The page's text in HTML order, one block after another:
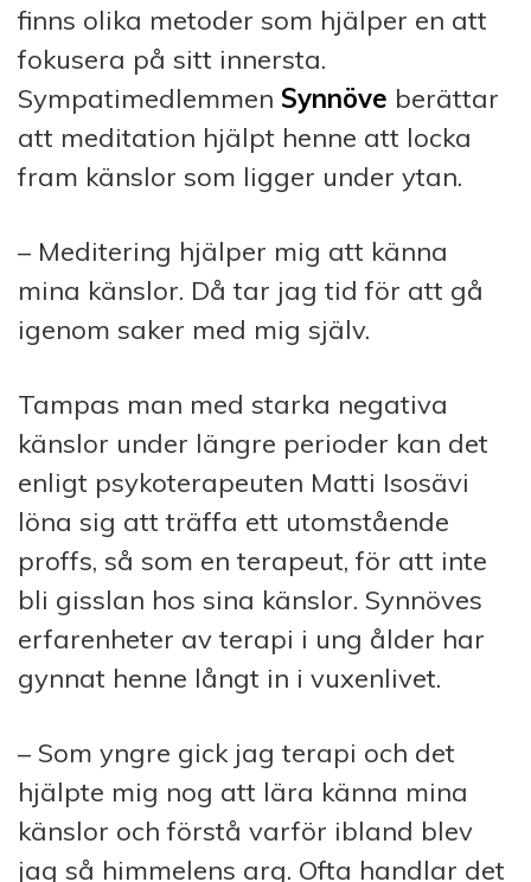
finns olika metoder som hjälper en att
fokusera på sitt innersta.
Sympatimedlemmen Synnöve berättar
att meditation hjälpt henne att locka
fram känslor som ligger under ytan.
– Meditering hjälper mig att känna
mina känslor. Då tar jag tid för att gå
igenom saker med mig själv.
Tampas man med starka negativa
känslor under längre perioder kan det
enligt psykoterapeuten Matti Isosävi
löna sig att träffa ett utomstående
proffs, så som en terapeut, för att inte
bli gisslan hos sina känslor. Synnöves
erfarenheter av terapi i ung ålder har
gynnat henne långt in i vuxenlivet.
– Som yngre gick jag terapi och det
hjälpte mig nog att lära känna mina
känslor och förstå varför ibland blev
jag så himmelens arg. Ofta handlar det